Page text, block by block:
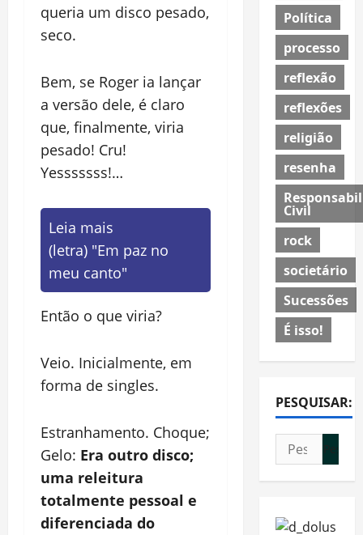
queria um disco pesado,
seco.
Bem, se Roger ia lançar
a versão dele, é claro
que, finalmente, viria
pesado! Cru!
Yesssssss!…
Leia mais
(letra) "Em paz no
meu canto"
Então o que viria?
Veio. Inicialmente, em
forma de singles.
Estranhamento. Choque;
Gelo: Era outro disco;
uma releitura
totalmente pessoal e
diferenciada do
Política
processo
reflexão
reflexões
religião
resenha
Civil
rock
societário
Sucessões
É isso!
PESQUISAR:
Pesquisar
por: